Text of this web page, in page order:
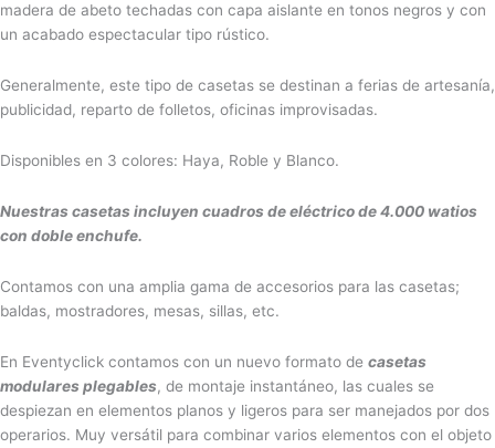
madera de abeto techadas con capa aislante en tonos negros y con
un acabado espectacular tipo rústico.
Generalmente, este tipo de casetas se destinan a ferias de artesanía,
publicidad, reparto de folletos, oficinas improvisadas.
Disponibles en 3 colores: Haya, Roble y Blanco.
Nuestras casetas incluyen cuadros de eléctrico de 4.000 watios
con doble enchufe.
Contamos con una amplia gama de accesorios para las casetas;
baldas, mostradores, mesas, sillas, etc.
En Eventyclick contamos con un nuevo formato de casetas
modulares plegables, de montaje instantáneo, las cuales se
despiezan en elementos planos y ligeros para ser manejados por dos
operarios. Muy versátil para combinar varios elementos con el objeto